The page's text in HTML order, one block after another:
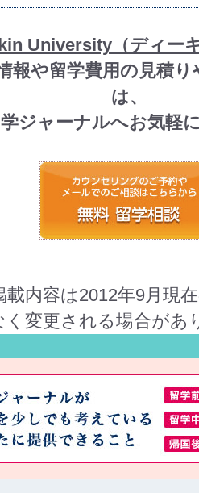
University（ディー
報や留学費用の見積
は、
ジャーナルへお気軽
内容は2012年9月現
く変更される場合があ